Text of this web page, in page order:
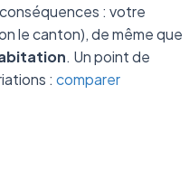
: votre
le canton), de même que
. Un point de
: comparer